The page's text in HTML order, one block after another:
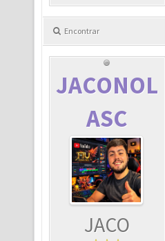
Encontrar
JACONOL
ASC
JACO